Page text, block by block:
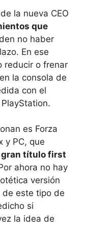
la nueva CEO
que
no haber
En ese
reducir o frenar
la consola de
con el
es Forza
y PC, que
título first
ahora no hay
versión
de este tipo de
si
la idea de